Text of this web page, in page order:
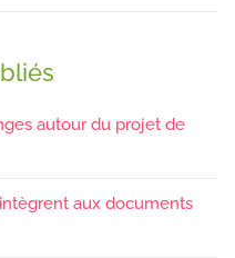
autour du projet de
aux documents